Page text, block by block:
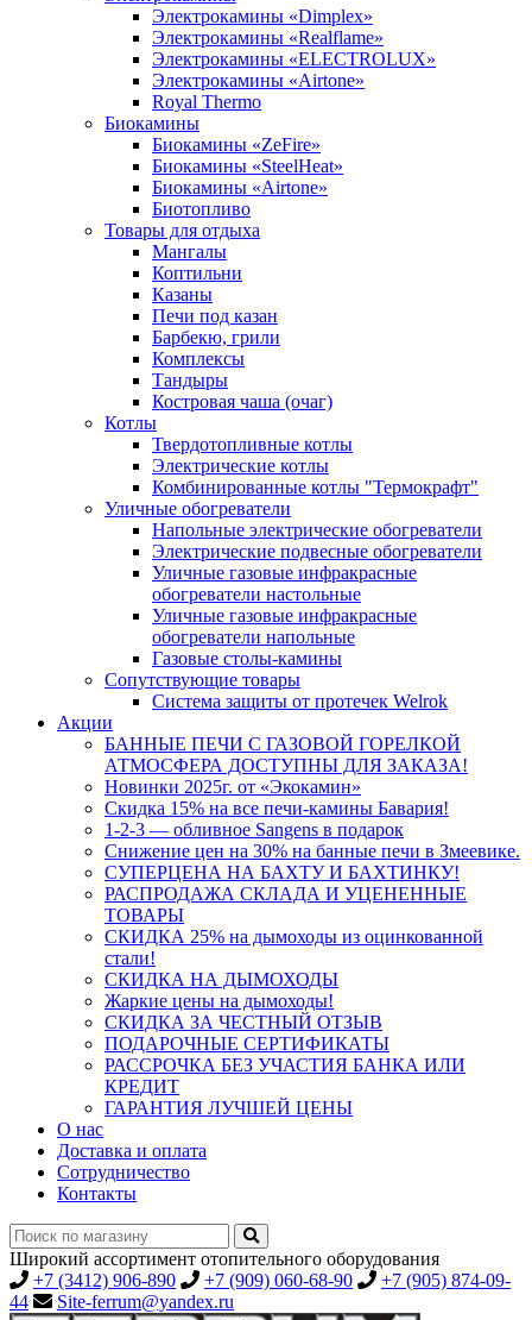
Электрокамины «Dimplex»
Электрокамины «Realflame»
Электрокамины «ELECTROLUX»
Электрокамины «Airtone»
Royal Thermo
Биокамины
Биокамины «ZeFire»
Биокамины «SteelHeat»
Биокамины «Airtone»
Биотопливо
Товары для отдыха
Мангалы
Коптильни
Казаны
Печи под казан
Барбекю, грили
Комплексы
Тандыры
Костровая чаша (очаг)
Котлы
Твердотопливные котлы
Электрические котлы
Комбинированные котлы "Термокрафт"
Уличные обогреватели
Напольные электрические обогреватели
Электрические подвесные обогреватели
Уличные газовые инфракрасные
обогреватели настольные
Уличные газовые инфракрасные
обогреватели напольные
Газовые столы-камины
Сопутствующие товары
Система защиты от протечек Welrok
Акции
БАННЫЕ ПЕЧИ С ГАЗОВОЙ ГОРЕЛКОЙ
АТМОСФЕРА ДОСТУПНЫ ДЛЯ ЗАКАЗА!
Новинки 2025г. от «Экокамин»
Скидка 15% на все печи-камины Бавария!
1-2-3 — обливное Sangens в подарок
Снижение цен на 30% на банные печи в Змеевике.
СУПЕРЦЕНА НА БАХТУ И БАХТИНКУ!
РАСПРОДАЖА СКЛАДА И УЦЕНЕННЫЕ
ТОВАРЫ
СКИДКА 25% на дымоходы из оцинкованной
стали!
СКИДКА НА ДЫМОХОДЫ
Жаркие цены на дымоходы!
СКИДКА ЗА ЧЕСТНЫЙ ОТЗЫВ
ПОДАРОЧНЫЕ СЕРТИФИКАТЫ
РАССРОЧКА БЕЗ УЧАСТИЯ БАНКА ИЛИ
КРЕДИТ
ГАРАНТИЯ ЛУЧШЕЙ ЦЕНЫ
О нас
Доставка и оплата
Сотрудничество
Контакты
Широкий ассортимент отопительного оборудования
+7 (3412) 906-890
+7 (909) 060-68-90
+7 (905) 874-09-
44
Site-ferrum@yandex.ru